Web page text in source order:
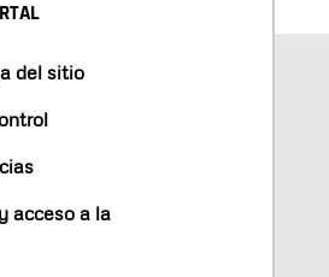
del sitio
acceso a la